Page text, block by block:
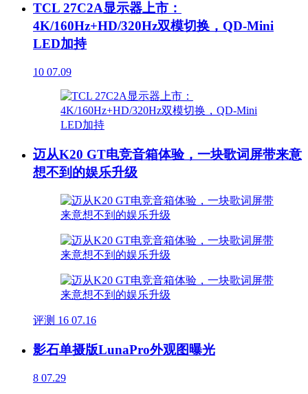
TCL 27C2A显示器上市：
4K/160Hz+HD/320Hz双模切换，QD-Mini
LED加持
10 07.09
迈从K20 GT电竞音箱体验，一块歌词屏带来意
想不到的娱乐升级
评测 16 07.16
影石单摄版LunaPro外观图曝光
8 07.29